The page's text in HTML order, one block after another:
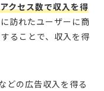
クセス数で収入を得
訪れたユーザーに商
ることで、収入を得
どの広告収入を得る